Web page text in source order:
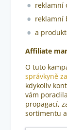
reklamní
reklamní
a
Affiliate
O tuto
správkyně
kdykoliv
vám
propagací,
sortimentu